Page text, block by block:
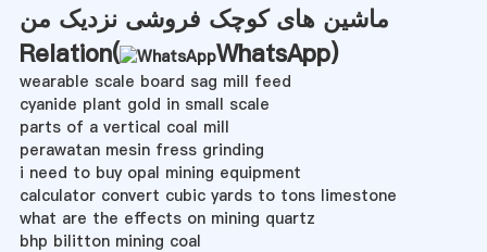
ماشین های کوچک فروشی نزدیک من
Relation(
WhatsApp)
wearable scale board sag mill feed
cyanide plant gold in small scale
parts of a vertical coal mill
perawatan mesin fress grinding
i need to buy opal mining equipment
calculator convert cubic yards to tons limestone
what are the effects on mining quartz
bhp bilitton mining coal